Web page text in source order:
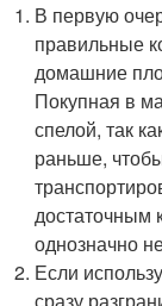
В первую
правильные
домашние
Покупная в
спелой, так
раньше,
достаточным
однозначно
Если